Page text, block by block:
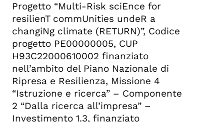
Progetto “Multi-Risk sciEnce for
resilienT commUnities undeR a
changiNg climate (RETURN)”, Codice
progetto PE00000005, CUP
H93C22000610002 finanziato
nell’ambito del Piano Nazionale di
Ripresa e Resilienza, Missione 4
“Istruzione e ricerca” – Componente
2 “Dalla ricerca all’impresa” –
Investimento 1.3, finanziato